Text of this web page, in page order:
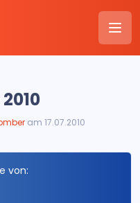
am 17.07.2010
von: